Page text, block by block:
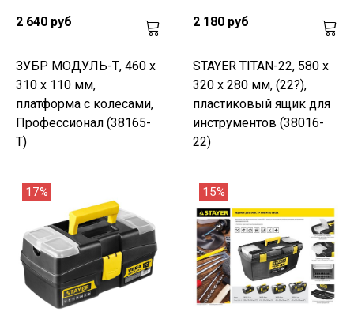
2 640 руб
ЗУБР МОДУЛЬ-Т, 460 х
310 х 110 мм,
платформа с колесами,
Профессионал (38165-
T)
2 180 руб
STAYER TITAN-22, 580 x
320 x 280 мм, (22?),
пластиковый ящик для
инструментов (38016-
22)
17% 15%